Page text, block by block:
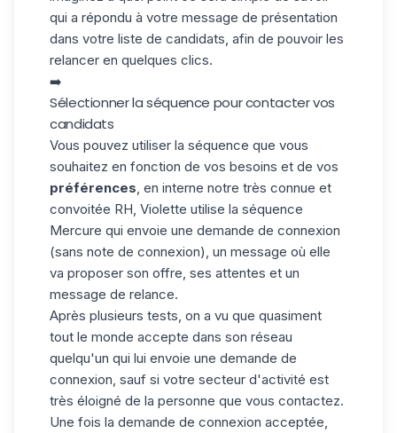
qui a répondu à votre message de présentation
dans votre liste de candidats, afin de pouvoir les
relancer en quelques clics.
➡️
Sélectionner la séquence pour contacter vos
candidats
Vous pouvez utiliser la séquence que vous
souhaitez en fonction de vos besoins et de vos
préférences , en interne notre très connue et
convoitée RH, Violette utilise la séquence
Mercure qui envoie une demande de connexion
(sans note de connexion), un message où elle
va proposer son offre, ses attentes et un
message de relance.
Après plusieurs tests, on a vu que quasiment
tout le monde accepte dans son réseau
quelqu'un qui lui envoie une demande de
connexion, sauf si votre secteur d'activité est
très éloigné de la personne que vous contactez.
Une fois la demande de connexion acceptée,